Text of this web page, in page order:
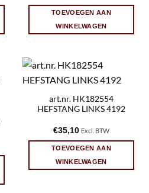
TOEVOEGEN AAN
WINKELWAGEN
art.nr. HK182554
HEFSTANG LINKS 4192
€35,10 Excl. BTW
TOEVOEGEN AAN
WINKELWAGEN